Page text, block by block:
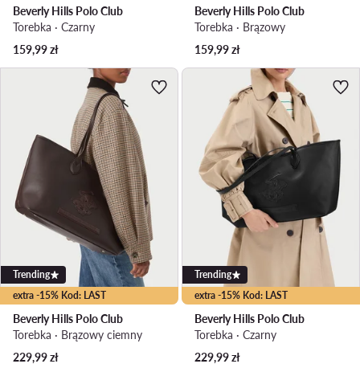
Beverly Hills Polo Club
Torebka · Czarny
159,99zł
Beverly Hills Polo Club
Torebka · Brązowy
159,99zł
extra -15% Kod: LAST
Trending
Beverly Hills Polo Club
Torebka · Brązowy ciemny
229,99zł
extra -15% Kod: LAST
Trending
Beverly Hills Polo Club
Torebka · Czarny
229,99zł